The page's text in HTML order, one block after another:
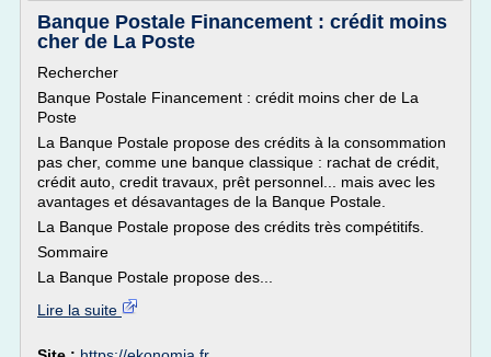
Banque Postale Financement : crédit moins
cher de La Poste
Rechercher
Banque Postale Financement : crédit moins cher de La
Poste
La Banque Postale propose des crédits à la consommation
pas cher, comme une banque classique : rachat de crédit,
crédit auto, credit travaux, prêt personnel... mais avec les
avantages et désavantages de la Banque Postale.
La Banque Postale propose des crédits très compétitifs.
Sommaire
La Banque Postale propose des...
Lire la suite